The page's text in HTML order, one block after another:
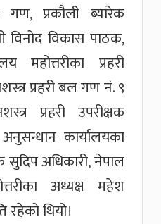
गण, प्रकौली ब्यारेक
विनोद विकास पाठक,
महोत्तरीका प्रहरी
प्रहरी बल गण नं. ९
प्रहरी उपरीक्षक
अनुसन्धान कार्यालयका
अधिकारी, नेपाल
अध्यक्ष महेश
थियो।